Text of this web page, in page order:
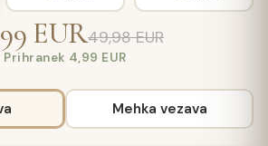
EUR49,98 EUR
Prihranek 4,99 EUR
Mehka vezava